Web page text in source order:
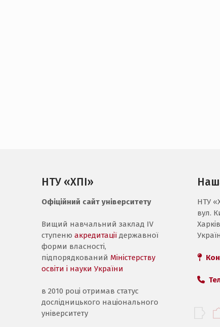
НТУ «ХПІ»
Офіційний сайт університету
Вищий навчальний заклад IV
ступеню акредитації державної
форми власності,
підпорядкований Міністерству
освіти і науки України
в 2010 році отримав статус
дослідницького національного
університету
НТУ
вул.